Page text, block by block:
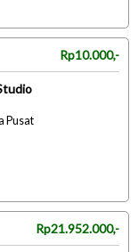
Rp10.000,-
Pusat
Rp21.952.000,-